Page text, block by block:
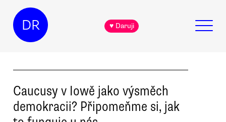
DR ♥ Daruji
Caucusy v Iowě jako výsměch
demokracii? Připomeňme si, jak